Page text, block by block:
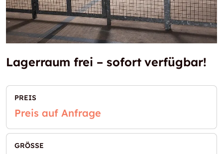
Lagerraum frei – sofort verfügbar!
PREIS
Preis auf Anfrage
GRÖSSE